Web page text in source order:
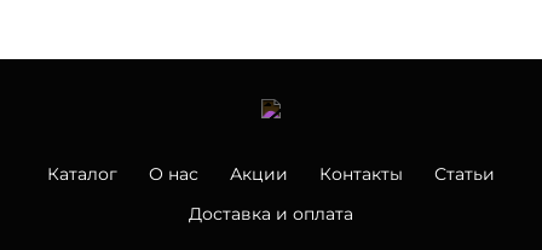
Каталог О нас Акции Контакты
Статьи
Доставка и оплата